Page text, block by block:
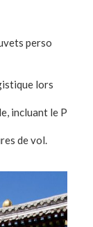
perso
lors
incluant le P
de vol.